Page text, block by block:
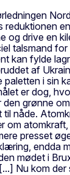
drive en
talsmand
kan fylde
af
i sin
er dog,
grønne
til nåde.
om
presset
endda
mødet i
Nu kom der